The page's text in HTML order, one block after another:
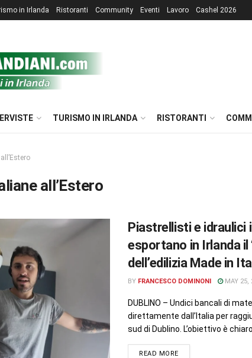
in Irlanda Ristoranti Community Eventi Lavoro Cashel 2026
TURISMO IN IRLANDA RISTORANTI
all’Estero
Piastrellisti e idraulici
esportano in Irlanda il
dell’edilizia Made in
BY FRANCESCO DOMINONI MAY 25,
DUBLINO – Undici bancali di
direttamente dall’Italia per
sud di Dublino. L’obiettivo è chiaro:
READ MORE